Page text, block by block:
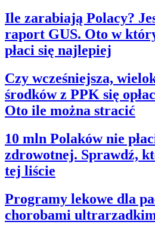
Ile zarabiają Polacy?
raport GUS. Oto w
płaci się najlepiej
Czy wcześniejsza,
środków z PPK się
Oto ile można stracić
10 mln Polaków nie
zdrowotnej. Sprawdź,
tej liście
Programy lekowe dla
chorobami